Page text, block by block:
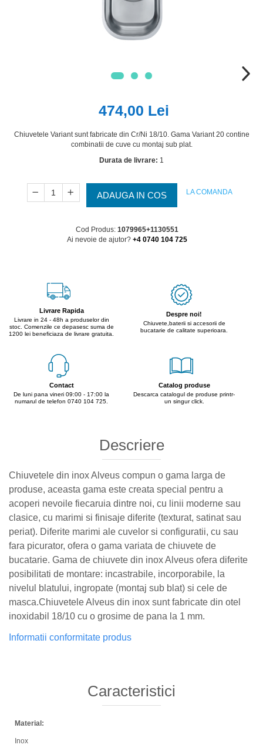
474,00 Lei
Chiuvetele Variant sunt fabricate din Cr/Ni 18/10. Gama Variant 20 contine
combinatii de cuve cu montaj sub plat.
Durata de livrare: 1
ADAUGA IN COS LA COMANDA
Cod Produs: 1079965+1130551
Ai nevoie de ajutor? +4 0740 104 725
Livrare Rapida
Livrare in 24 - 48h a produselor din
stoc. Comenzile ce depasesc suma de
1200 lei beneficiaza de livrare gratuita.
Despre noi!
Chiuvete,baterii si accesorii de
bucatarie de calitate superioara.
Contact
De luni pana vineri 09:00 - 17:00 la
numarul de telefon 0740 104 725.
Catalog produse
Descarca catalogul de produse printr-
un singur click.
Descriere
Chiuvetele din inox Alveus compun o gama larga de
produse, aceasta gama este creata special pentru a
acoperi nevoile fiecaruia dintre noi, cu linii moderne sau
clasice, cu marimi si finisaje diferite (texturat, satinat sau
periat). Diferite marimi ale cuvelor si configuratii, cu sau
fara picurator, ofera o gama variata de chiuvete de
bucatarie. Gama de chiuvete din inox Alveus ofera diferite
posibilitati de montare: incastrabile, incorporabile, la
nivelul blatului, ingropate (montaj sub blat) si cele de
masca.Chiuvetele Alveus din inox sunt fabricate din otel
inoxidabil 18/10 cu o grosime de pana la 1 mm.
Informatii conformitate produs
Caracteristici
Material:
Inox